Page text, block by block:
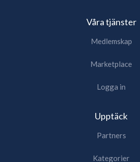
Våra tjänster
Medlemskap
Marketplace
Logga in
Upptäck
Partners
Kategorier